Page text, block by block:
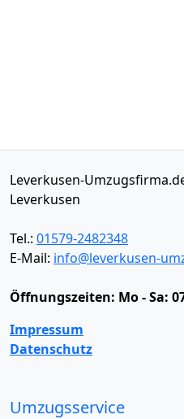
Leverkusen-
Leverkusen
Tel.: 01579-2482348
E-Mail: info@leverkusen-
Öffnungszeiten: Mo - Sa:
Impressum
Datenschutz
Umzugsservice